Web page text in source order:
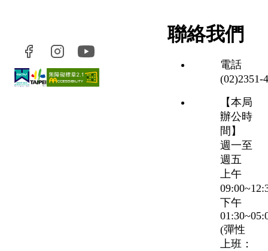
聯絡我們
電話
【本局
辦公時
間】
週一至
週五
上午
下午
(彈性
上班：